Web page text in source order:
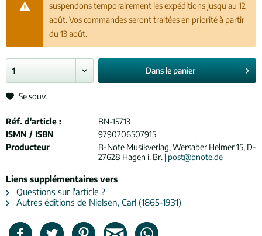
suspendons temporairement les expéditions jusqu'au 12
août. Vos commandes seront traitées en priorité à partir
du 13 août.
Dans le panier
Se souv.
Réf. d'article :
BN-15713
ISMN / ISBN
9790206507915
Producteur
B-Note Musikverlag, Wersaber Helmer 15, D-
27628 Hagen i. Br. | post@bnote.de
Liens supplémentaires vers
Questions sur l'article ?
Autres éditions de Nielsen, Carl (1865-1931)